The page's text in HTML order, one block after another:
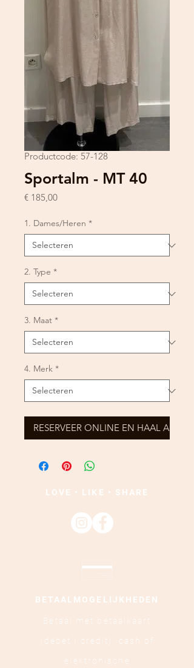
Productcode: 57-128
Sportalm - MT 40
€ 185,00Prijs
1. Dames/Heren *
2. Type *
3. Maat *
4. Merk *
RESERVEER ONLINE EN HAAL AF
LOVE • LIKE • SHARE
BETAALMOGELIJKHEDEN
Betaal met betaalkaart
(debet | credit), cash of
elektronische